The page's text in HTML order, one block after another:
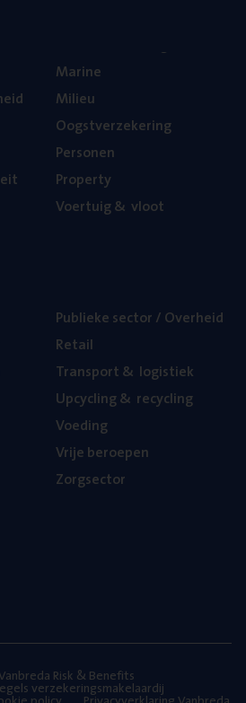
Mari­ne
Mili­eu
Oogst­ver­ze­ke­ring
Per­so­nen
Pro­per­ty
Voer­tuig& vloot
Publie­ke sec­tor / Overheid
Retail
Trans­port& logistiek
Upcy­cling& recycling
Voe­ding
Vrije beroe­pen
Zorg­sec­tor
Risk & Benefits
verzekeringsmakelaardij